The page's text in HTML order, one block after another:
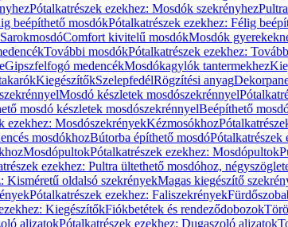
Pótalkatrészek ezekhez: Mosdók szekrényhez
beépíthető mosdókPótalkatrészek ezekhez: Félig
SarokmosdóComfort kivitelű mosdókMosdók
További mosdókPótalkatrészek ezekhez:
Gipszfelfogó medencékMosdókagylók tantermekhez
KiegészítőkSzelepfedélRögzítési anyag
Mosdó készletek mosdószekrénnyel
mosdó készletek mosdószekrénnyelBeépíthető
ezekhez: MosdószekrényekKézmosókhoz
mosdókhozBútorba építhető mosdóPótalkatrészek
MosdópultokPótalkatrészek ezekhez: Mosdópultok
ezekhez: Pultra ültethető mosdóhoz,
Kisméretű oldalsó szekrényekMagas kiegészítő
Pótalkatrészek ezekhez: Faliszekrények
KiegészítőkFiókbetétek és rendeződobozok
aljzatokPótalkatrészek ezekhez: Dugaszoló aljzatok